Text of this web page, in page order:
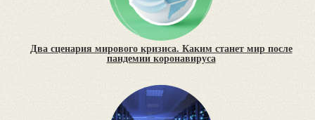
Два сценария мирового кризиса. Каким станет мир после
пандемии коронавируса